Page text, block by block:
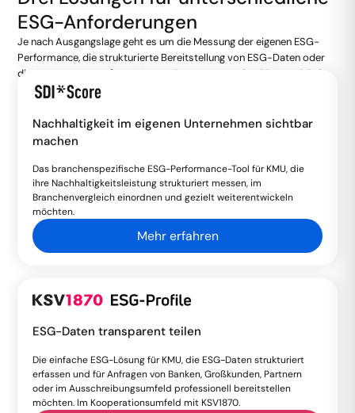
ESG-Anforderungen
Je nach Ausgangslage geht es um die Messung der eigenen ESG-
Performance, die strukturierte Bereitstellung von ESG-Daten oder
die Auswertung größerer Unternehmensnetzwerke. SDI entwickelt
digitale Lösungen, mit denen ESG-Daten in eine klare Struktur
Nachhaltigkeit im eigenen Unternehmen sichtbar
machen
Das branchenspezifische ESG-Performance-Tool für KMU, die
ihre Nachhaltigkeitsleistung strukturiert messen, im
Branchenvergleich einordnen und gezielt weiterentwickeln
möchten.
Mehr erfahren
ESG-Daten transparent teilen
Die einfache ESG-Lösung für KMU, die ESG-Daten strukturiert
erfassen und für Anfragen von Banken, Großkunden, Partnern
oder im Ausschreibungsumfeld professionell bereitstellen
möchten. Im Kooperationsumfeld mit KSV1870.